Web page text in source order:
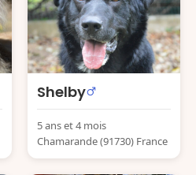
Shelby
5 ans et 4 mois
Chamarande (91730) France